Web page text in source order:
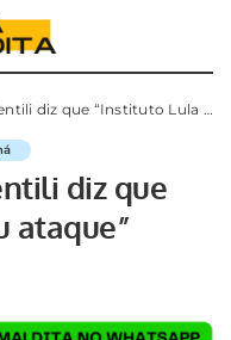
que “Instituto Lula forjou ataque”
diz que
ataque”